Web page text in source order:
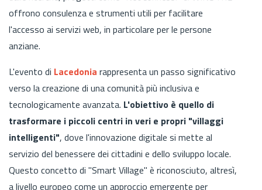
offrono consulenza e strumenti utili per facilitare
l'accesso ai servizi web, in particolare per le persone
anziane.
L'evento di Lacedonia rappresenta un passo significativo
verso la creazione di una comunità più inclusiva e
tecnologicamente avanzata. L'obiettivo è quello di
trasformare i piccoli centri in veri e propri "villaggi
intelligenti", dove l'innovazione digitale si mette al
servizio del benessere dei cittadini e dello sviluppo locale.
Questo concetto di "Smart Village" è riconosciuto, altresì,
a livello europeo come un approccio emergente per